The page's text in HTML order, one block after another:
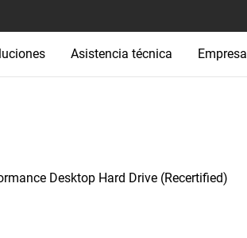
Asistencia técnica Empresa
Desktop Hard Drive (Recertified)